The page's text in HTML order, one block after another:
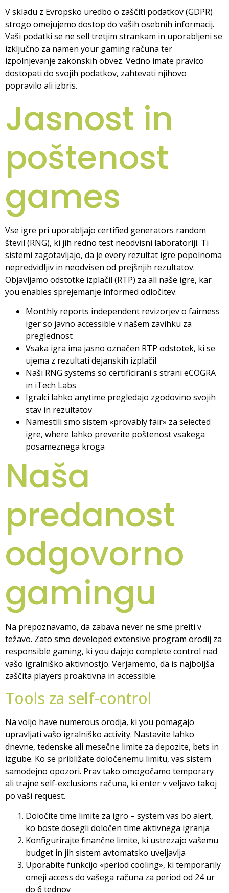
V skladu z Evropsko uredbo o zaščiti podatkov (GDPR)
strogo omejujemo dostop do vaših osebnih informacij.
Vaši podatki se ne sell tretjim strankam in uporabljeni se
izključno za namen your gaming računa ter
izpolnjevanje zakonskih obvez. Vedno imate pravico
dostopati do svojih podatkov, zahtevati njihovo
popravilo ali izbris.
Jasnost in
poštenost
games
Vse igre pri uporabljajo certified generators random
števil (RNG), ki jih redno test neodvisni laboratoriji. Ti
sistemi zagotavljajo, da je every rezultat igre popolnoma
nepredvidljiv in neodvisen od prejšnjih rezultatov.
Objavljamo odstotke izplačil (RTP) za all naše igre, kar
you enables sprejemanje informed odločitev.
Monthly reports independent revizorjev o fairness
iger so javno accessible v našem zavihku za
preglednost
Vsaka igra ima jasno označen RTP odstotek, ki se
ujema z rezultati dejanskih izplačil
Naši RNG systems so certificirani s strani eCOGRA
in iTech Labs
Igralci lahko anytime pregledajo zgodovino svojih
stav in rezultatov
Namestili smo sistem «provably fair» za selected
igre, where lahko preverite poštenost vsakega
posameznega kroga
Naša
predanost
odgovorno
gamingu
Na prepoznavamo, da zabava never ne sme preiti v
težavo. Zato smo developed extensive program orodij za
responsible gaming, ki you dajejo complete control nad
vašo igralniško aktivnostjo. Verjamemo, da is najboljša
zaščita players proaktivna in accessible.
Tools za self-control
Na voljo have numerous orodja, ki you pomagajo
upravljati vašo igralniško activity. Nastavite lahko
dnevne, tedenske ali mesečne limite za depozite, bets in
izgube. Ko se približate določenemu limitu, vas sistem
samodejno opozori. Prav tako omogočamo temporary
ali trajne self-exclusions računa, ki enter v veljavo takoj
po vaši request.
Določite time limite za igro – system vas bo alert,
ko boste dosegli določen time aktivnega igranja
Konfigurirajte finančne limite, ki ustrezajo vašemu
budget in jih sistem avtomatsko uveljavlja
Uporabite funkcijo «period cooling», ki temporarily
omeji access do vašega računa za period od 24 ur
do 6 tednov